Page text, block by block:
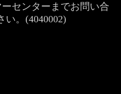
センターまでお問い合
い。(4040002)